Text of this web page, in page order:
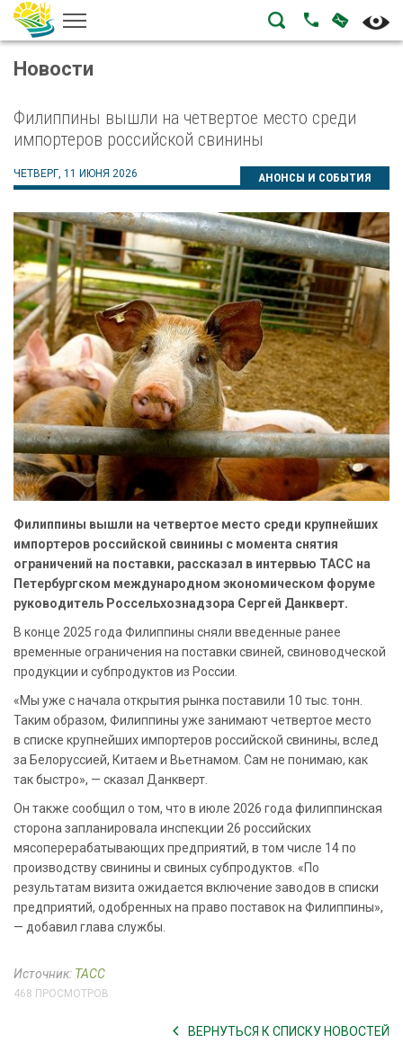
ПОЗВОНИТЬ
Новости
Филиппины вышли на четвертое место среди
импортеров российской свинины
АНОНСЫ И СОБЫТИЯ
ЧЕТВЕРГ, 11 ИЮНЯ 2026
Филиппины вышли на четвертое место среди крупнейших
импортеров российской свинины с момента снятия
ограничений на поставки, рассказал в интервью ТАСС на
Петербургском международном экономическом форуме
руководитель Россельхознадзора Сергей Данкверт.
В конце 2025 года Филиппины сняли введенные ранее
временные ограничения на поставки свиней, свиноводческой
продукции и субпродуктов из России.
«Мы уже с начала открытия рынка поставили 10 тыс. тонн.
Таким образом, Филиппины уже занимают четвертое место
в списке крупнейших импортеров российской свинины, вслед
за Белоруссией, Китаем и Вьетнамом. Сам не понимаю, как
так быстро», — сказал Данкверт.
Он также сообщил о том, что в июле 2026 года филиппинская
сторона запланировала инспекции 26 российских
мясоперерабатывающих предприятий, в том числе 14 по
производству свинины и свиных субпродуктов. «По
результатам визита ожидается включение заводов в списки
предприятий, одобренных на право поставок на Филиппины»,
— добавил глава службы.
Источник: ТАСС
468 ПРОСМОТРОВ
ВЕРНУТЬСЯ К СПИСКУ НОВОСТЕЙ